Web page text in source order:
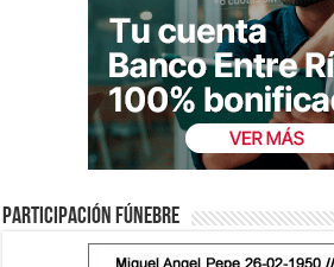
Participación fúnebre